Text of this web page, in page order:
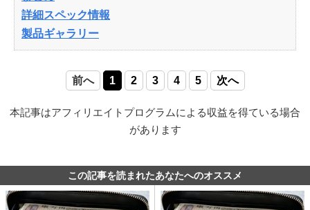
詳細スペック情報
製品ギャラリー
前へ 1 2 3 4 5 次へ
本記事はアフィリエイトプログラムによる収益を得ている場合
があります
この記事を読まれたあなたへのオススメ